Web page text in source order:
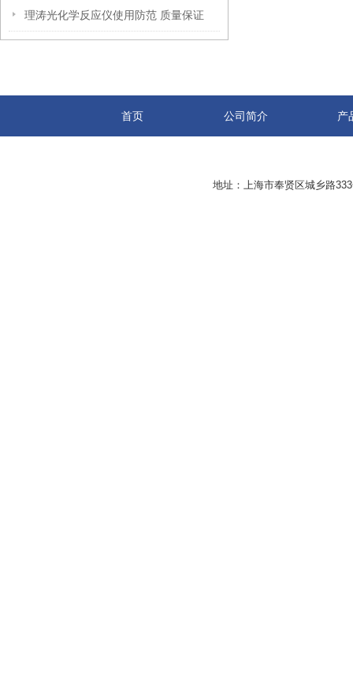
理涛光化学反应仪使用防范 质量保证
首页 公司简介 产
地址：上海市奉贤区城乡路